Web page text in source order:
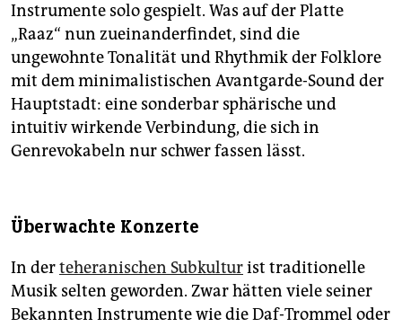
Instrumente solo gespielt. Was auf der Platte
„Raaz“ nun zueinanderfindet, sind die
ungewohnte Tonalität und Rhythmik der Folklore
mit dem minimalistischen Avantgarde-Sound der
Hauptstadt: eine sonderbar sphärische und
intuitiv wirkende Verbindung, die sich in
Genrevokabeln nur schwer fassen lässt.
Überwachte Konzerte
In derteheranischen Subkulturist traditionelle
Musik selten geworden. Zwar hätten viele seiner
Bekannten Instrumente wie die Daf-Trommel oder